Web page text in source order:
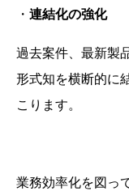
・ 連結化の強化
過去案件、最新製
形式知を横断的に
こります。
業務効率化を図っ